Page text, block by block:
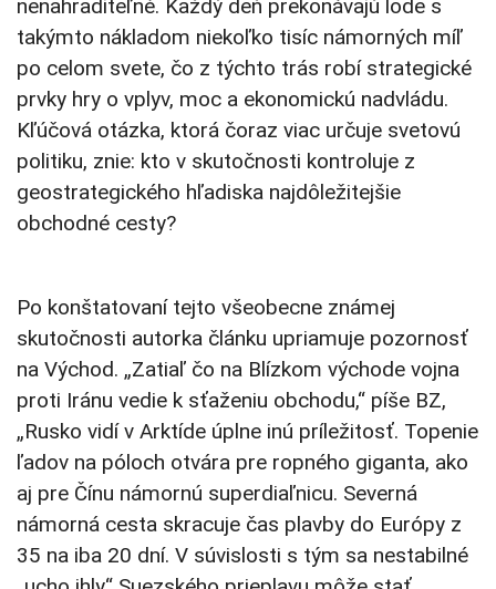
nenahraditeľné. Každý deň prekonávajú lode s
takýmto nákladom niekoľko tisíc námorných míľ
po celom svete, čo z týchto trás robí strategické
prvky hry o vplyv, moc a ekonomickú nadvládu.
Kľúčová otázka, ktorá čoraz viac určuje svetovú
politiku, znie: kto v skutočnosti kontroluje z
geostrategického hľadiska najdôležitejšie
obchodné cesty?
Po konštatovaní tejto všeobecne známej
skutočnosti autorka článku upriamuje pozornosť
na Východ. „Zatiaľ čo na Blízkom východe vojna
proti Iránu vedie k sťaženiu obchodu,“ píše BZ,
„Rusko vidí v Arktíde úplne inú príležitosť. Topenie
ľadov na póloch otvára pre ropného giganta, ako
aj pre Čínu námornú superdiaľnicu. Severná
námorná cesta skracuje čas plavby do Európy z
35 na iba 20 dní. V súvislosti s tým sa nestabilné